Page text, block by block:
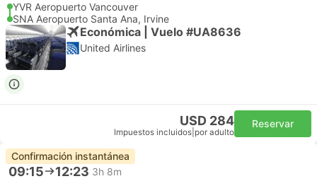
YVR Aeropuerto Vancouver
SNA Aeropuerto Santa Ana, Irvine
Económica | Vuelo #UA8636
United Airlines
USD 284
Impuestos incluidos por adulto
Reservar
Confirmación instantánea
09:15 12:23 3h 8m